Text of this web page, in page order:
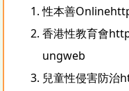
性本善Online
香港性教育會
ungweb
兒童性侵害防治